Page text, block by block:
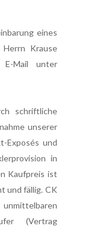
eines
Krause
Mail unter
schriftliche
unserer
Exposés und
in
Kaufpreis ist
und fällig. CK
unmittelbaren
(Vertrag